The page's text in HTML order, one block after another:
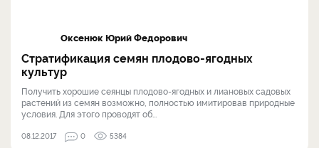
Оксенюк Юрий Федорович
Стратификация семян плодово-ягодных
культур
Получить хорошие сеянцы плодово-ягодных и лиановых садовых
растений из семян возможно, полностью имитировав природные
условия. Для этого проводят об...
08.12.2017 0 5384